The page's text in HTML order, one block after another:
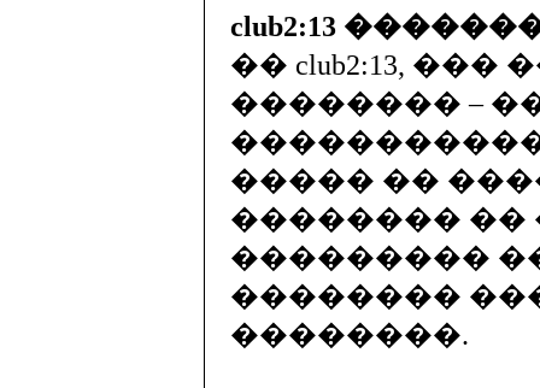
club2:13
�� club2:13,
�������� –
����� ��
�������� ��
���������
��������
��������.